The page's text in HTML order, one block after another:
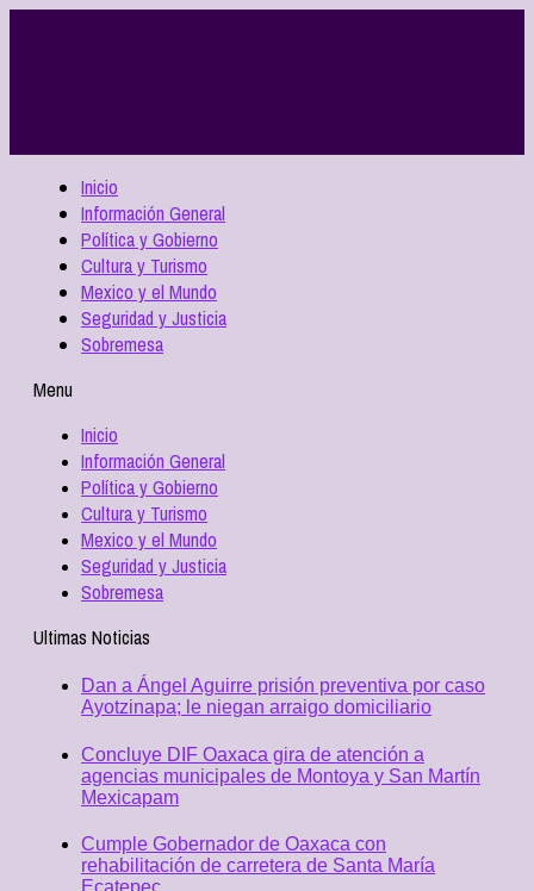
Inicio
Información General
Política y Gobierno
Cultura y Turismo
Mexico y el Mundo
Seguridad y Justicia
Sobremesa
Menu
Inicio
Información General
Política y Gobierno
Cultura y Turismo
Mexico y el Mundo
Seguridad y Justicia
Sobremesa
Ultimas Noticias
Dan a Ángel Aguirre prisión preventiva por caso
Ayotzinapa; le niegan arraigo domiciliario
Concluye DIF Oaxaca gira de atención a
agencias municipales de Montoya y San Martín
Mexicapam
Cumple Gobernador de Oaxaca con
rehabilitación de carretera de Santa María
Ecatepec